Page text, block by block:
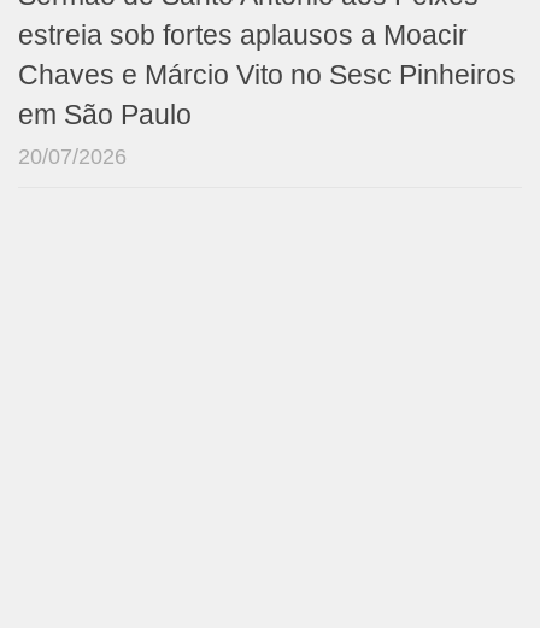
estreia sob fortes aplausos a Moacir
Chaves e Márcio Vito no Sesc Pinheiros
em São Paulo
20/07/2026